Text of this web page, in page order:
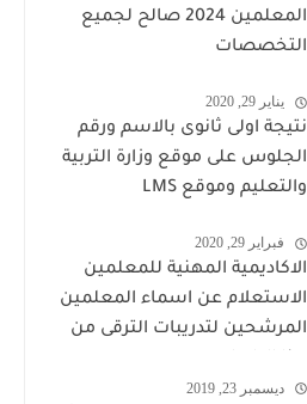
المعلمين 2024 صالح لجميع
التخصصات
يناير 29, 2020
نتيجة اولى ثانوى بالاسم ورقم
الجلوس على موقع وزارة التربية
والتعليم وموقع LMS
فبراير 29, 2020
الاكاديمية المهنية للمعلمين
الاستعلام عن اسماء المعلمين
المرشحين لتدريبات الترقى من
ديسمبر 23, 2019